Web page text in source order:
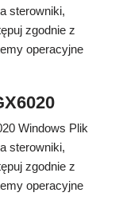
sterowniki,
zgodnie z
operacyjne
Windows Plik
sterowniki,
zgodnie z
operacyjne